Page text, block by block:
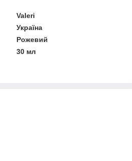
Valeri
Україна
Рожевий
30 мл